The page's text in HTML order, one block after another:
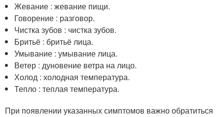
Жевание : жевание пищи.
Говорение : разговор.
Чистка зубов : чистка зубов.
Бритьё : бритьё лица.
Умывание : умывание лица.
Ветер : дуновение ветра на лицо.
Холод : холодная температура.
Тепло : теплая температура.
При появлении указанных симптомов важно обратиться